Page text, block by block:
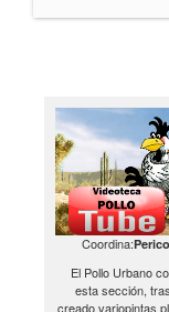
Coordina:
El Pollo Urbano
esta sección,
creado variopintas